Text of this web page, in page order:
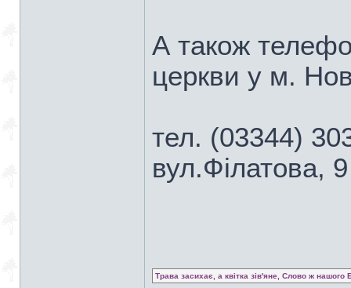
А також
церкви у м.
тел. (03344)
вул.Філатова, 9
Трава засихає, а квітка зів'яне, Слово ж нашого